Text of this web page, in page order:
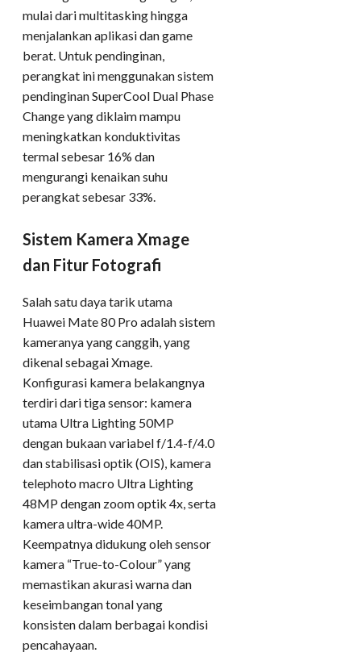
mulai dari multitasking hingga
menjalankan aplikasi dan game
berat. Untuk pendinginan,
perangkat ini menggunakan sistem
pendinginan SuperCool Dual Phase
Change yang diklaim mampu
meningkatkan konduktivitas
termal sebesar 16% dan
mengurangi kenaikan suhu
perangkat sebesar 33%.
Sistem Kamera Xmage
dan Fitur Fotografi
Salah satu daya tarik utama
Huawei Mate 80 Pro adalah sistem
kameranya yang canggih, yang
dikenal sebagai Xmage.
Konfigurasi kamera belakangnya
terdiri dari tiga sensor: kamera
utama Ultra Lighting 50MP
dengan bukaan variabel f/1.4-f/4.0
dan stabilisasi optik (OIS), kamera
telephoto macro Ultra Lighting
48MP dengan zoom optik 4x, serta
kamera ultra-wide 40MP.
Keempatnya didukung oleh sensor
kamera “True-to-Colour” yang
memastikan akurasi warna dan
keseimbangan tonal yang
konsisten dalam berbagai kondisi
pencahayaan.